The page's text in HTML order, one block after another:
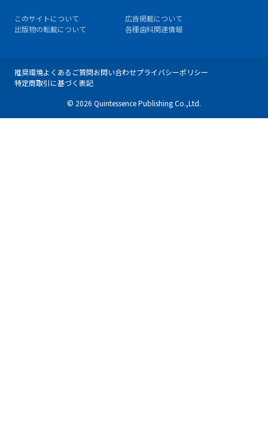
このサイトについて
広告掲載について
出版物の転載について
各種歯科関連情報
推奨環境よくあるご質問お問い合わせプライバシーポリシー
特定商取引に基づく表記
© 2026 Quintessence Publishing Co.,Ltd.